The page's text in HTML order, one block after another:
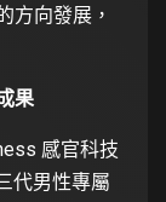
方向發展，
果
感官科技
代男性專屬